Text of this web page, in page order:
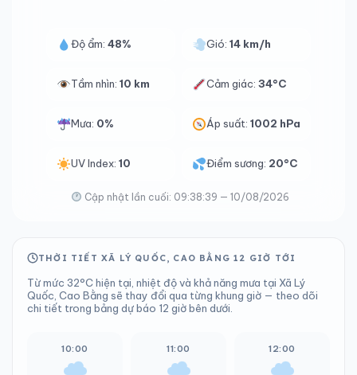
Độ ẩm: 48% Gió:14 km/h
Tầm nhìn: 10 km Cảm giác:34°C
Mưa: 0% Áp suất:1002 hPa
UV Index: 10 Điểm sương: 20°C
Cập nhật lần cuối: 09:38:39 — 10/08/2026
THỜI TIẾT XÃ LÝ QUỐC, CAO BẰNG 12 GIỜ TỚI
Từ mức 32°C hiện tại, nhiệt độ và khả năng mưa tại Xã Lý
Quốc, Cao Bằng sẽ thay đổi qua từng khung giờ — theo dõi
chi tiết trong bảng dự báo 12 giờ bên dưới.
10:00 11:00 12:00